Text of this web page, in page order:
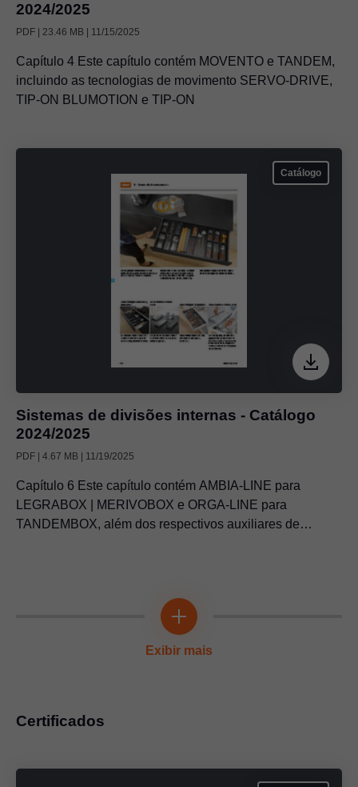
2024/2025
PDF | 23.46 MB | 11/15/2025
Capítulo 4 Este capítulo contém MOVENTO e TANDEM,
incluindo as tecnologias de movimento SERVO-DRIVE,
TIP-ON BLUMOTION e TIP-ON
Catálogo
Sistemas de divisões internas - Catálogo
2024/2025
PDF | 4.67 MB | 11/19/2025
Capítulo 6 Este capítulo contém AMBIA-LINE para
LEGRABOX | MERIVOBOX e ORGA-LINE para
TANDEMBOX, além dos respectivos auxiliares de
Exibir mais
Certificados